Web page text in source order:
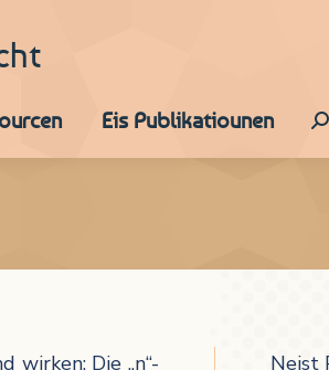
Eis Publikatiounen
wirken: Die „n“-
Neist